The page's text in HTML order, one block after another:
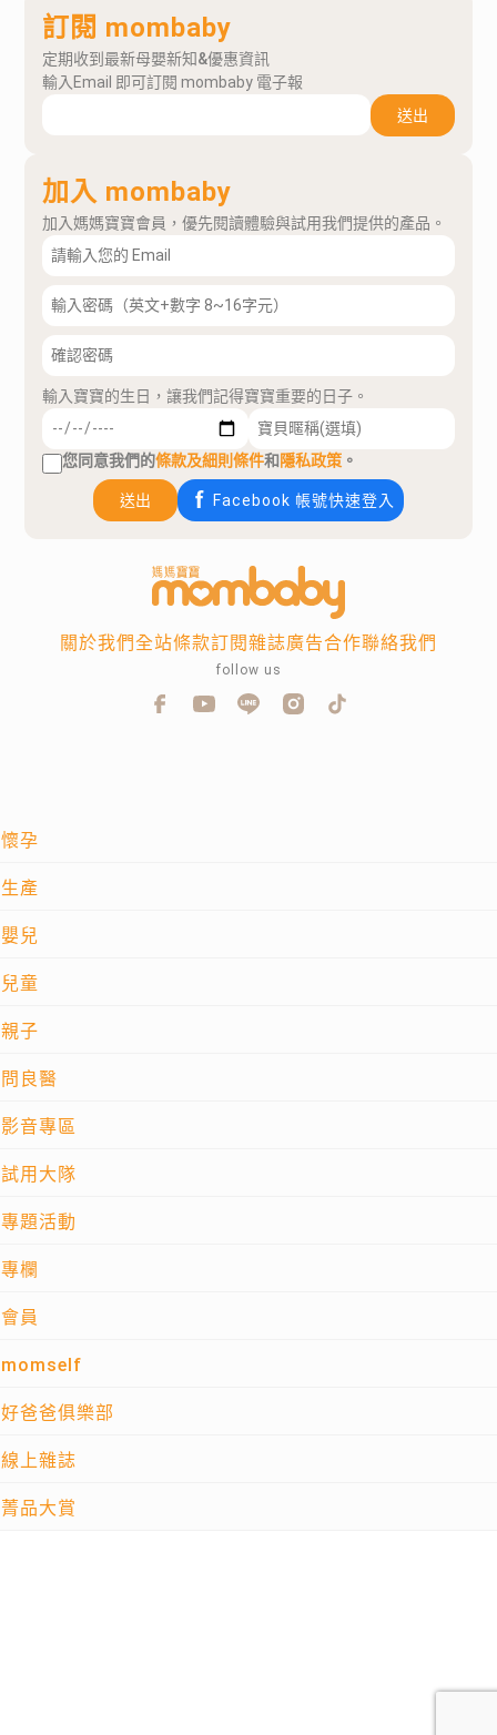
訂閱 mombaby
定期收到最新母嬰新知&優惠資訊
輸入Email 即可訂閱 mombaby 電子報
送出
加入 mombaby
加入媽媽寶寶會員，優先閱讀體驗與試用我們提供的產品。
輸入寶寶的生日，讓我們記得寶寶重要的日子。
您同意我們的條款及細則條件和隱私政策 。
送出 Facebook 帳號快速登入
懷孕
生產
嬰兒
兒童
親子
問良醫
影音專區
試用大隊
專題活動
專欄
會員
momself
好爸爸俱樂部
線上雜誌
菁品大賞
關於我們全站條款訂閱雜誌廣告合作聯絡我們
follow us